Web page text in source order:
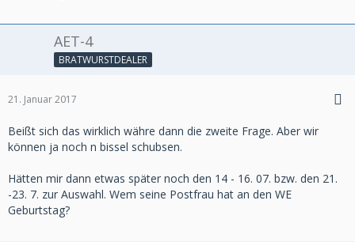
AET-4
BRATWURSTDEALER
21. Januar 2017
Beißt sich das wirklich währe dann die zweite Frage. Aber wir
können ja noch n bissel schubsen.
Hätten mir dann etwas später noch den 14 - 16. 07. bzw. den 21.
-23. 7. zur Auswahl. Wem seine Postfrau hat an den WE
Geburtstag?